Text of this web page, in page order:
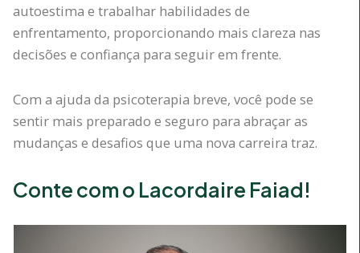
autoestima e trabalhar habilidades de
enfrentamento, proporcionando mais clareza nas
decisões e confiança para seguir em frente.
Com a ajuda da psicoterapia breve, você pode se
sentir mais preparado e seguro para abraçar as
mudanças e desafios que uma nova carreira traz.
Conte com o Lacordaire Faiad!